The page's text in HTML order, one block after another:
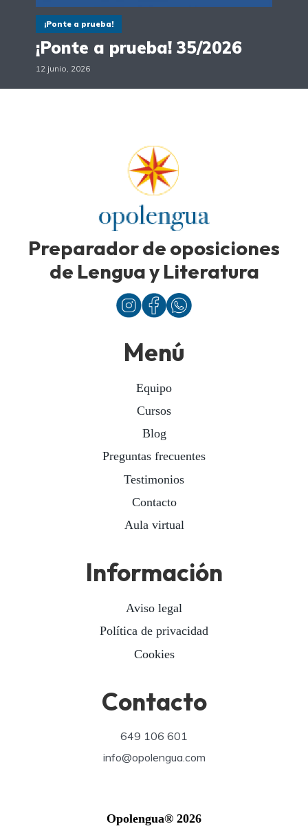
¡Ponte a prueba!
¡Ponte a prueba! 35/2026
12 junio, 2026
Preparador de oposiciones
de Lengua y Literatura
Menú
Equipo
Cursos
Blog
Preguntas frecuentes
Testimonios
Contacto
Aula virtual
Información
Aviso legal
Política de privacidad
Cookies
Contacto
649 106 601
info@opolengua.com
Opolengua® 2026